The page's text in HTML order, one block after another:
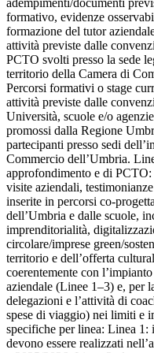
adempimenti/documenti
formativo, evidenze
formazione del tutor
attività previste dalle
PCTO svolti presso la sede
territorio della Camera di
Percorsi formativi o stage
attività previste dalle
Università, scuole e/o
promossi dalla Regione
partecipanti presso sedi
Commercio dell’Umbria.
approfondimento e di
visite aziendali,
inserite in percorsi co-
dell’Umbria e dalle scuole,
imprenditorialità,
circolare/imprese green/
territorio e dell’offerta
coerentemente con
aziendale (Linee 1–3) e, per
delegazioni e l’attività di
spese di viaggio) nei limiti e
specifiche per linea: Linea
devono essere realizzati